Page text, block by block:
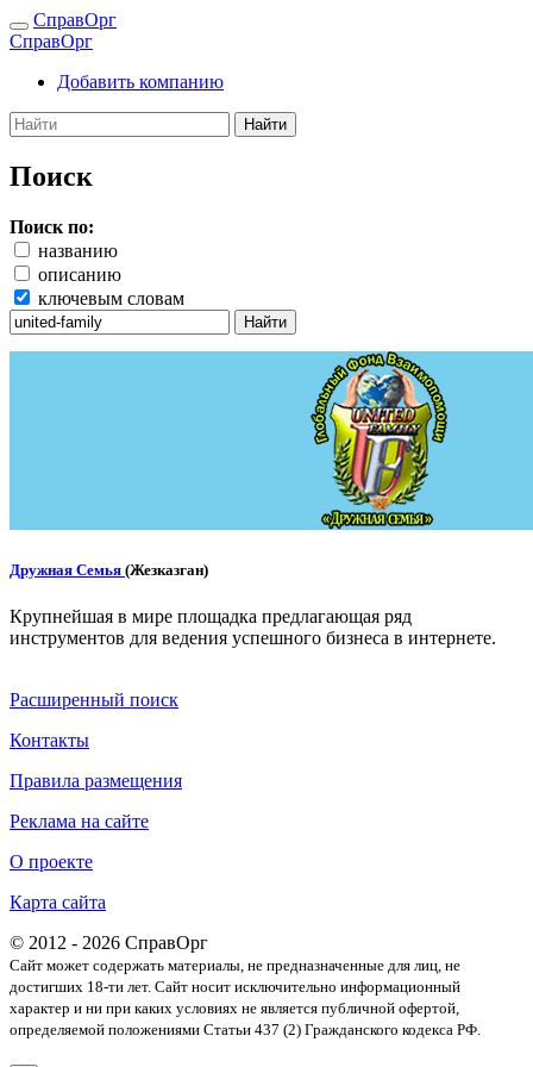
СправОрг
СправОрг
Добавить компанию
Найти
Поиск
Поиск по:
названию
описанию
ключевым словам
Найти
Дружная Семья (Жезказган)
Крупнейшая в мире площадка предлагающая ряд
инструментов для ведения успешного бизнеса в интернете.
Расширенный поиск
Контакты
Правила размещения
Реклама на сайте
О проекте
Карта сайта
© 2012 - 2026 СправОрг
Сайт может содержать материалы, не предназначенные для лиц, не
достигших 18-ти лет. Cайт носит исключительно информационный
характер и ни при каких условиях не является публичной офертой,
определяемой положениями Статьи 437 (2) Гражданского кодекса РФ.